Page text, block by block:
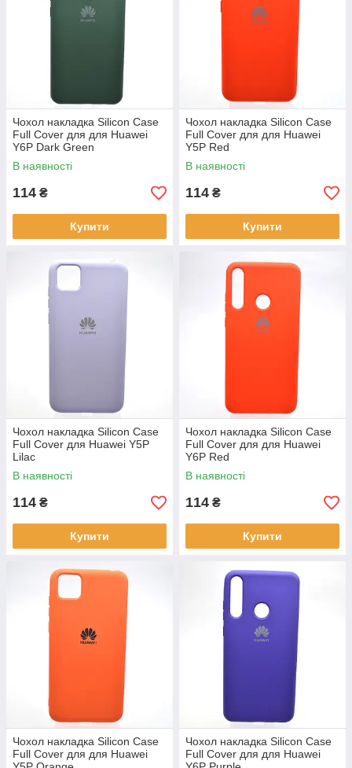
Чохол накладка Silicon Case
Full Cover для для Huawei
Y6P Dark Green
В наявності
114 ₴
Купити
Чохол накладка Silicon Case
Full Cover для для Huawei
Y5P Red
В наявності
114 ₴
Купити
Чохол накладка Silicon Case
Full Cover для Huawei Y5P
Lilac
В наявності
114 ₴
Купити
Чохол накладка Silicon Case
Full Cover для для Huawei
Y6P Red
В наявності
114 ₴
Купити
Чохол накладка Silicon Case
Full Cover для для Huawei
Чохол накладка Silicon Case
Full Cover для для Huawei